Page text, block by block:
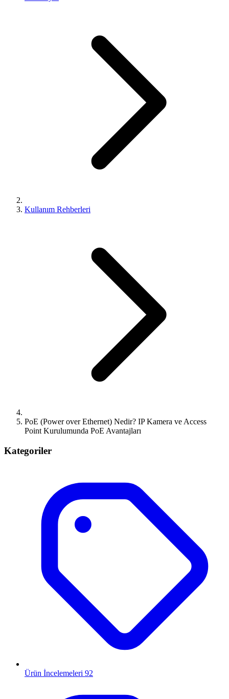
Kullanım Rehberleri
PoE (Power over Ethernet) Nedir? IP Kamera ve Access
Point Kurulumunda PoE Avantajları
Kategoriler
Ürün İncelemeleri 92